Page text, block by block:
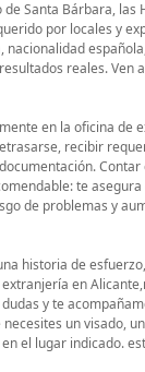
Santa Bárbara, las
por locales y
reales. Ven
en la oficina de
recibir
te
de problemas y
historia de
en
y te
un visado,
el lugar indicado.